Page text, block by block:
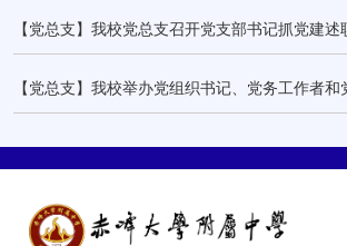
【党总支】我校党总支召开党支部书记抓党建述
考核会议
【党总支】我校举办党组织书记、党务工作者和
训班